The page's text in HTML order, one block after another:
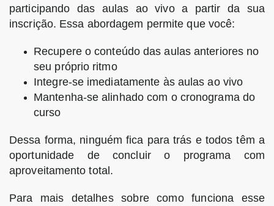
participando das aulas ao vivo a partir da sua
inscrição. Essa abordagem permite que você:
Recupere o conteúdo das aulas anteriores no
seu próprio ritmo
Integre-se imediatamente às aulas ao vivo
Mantenha-se alinhado com o cronograma do
curso
Dessa forma, ninguém fica para trás e todos têm a
oportunidade de concluir o programa com
aproveitamento total.
Para mais detalhes sobre como funciona esse